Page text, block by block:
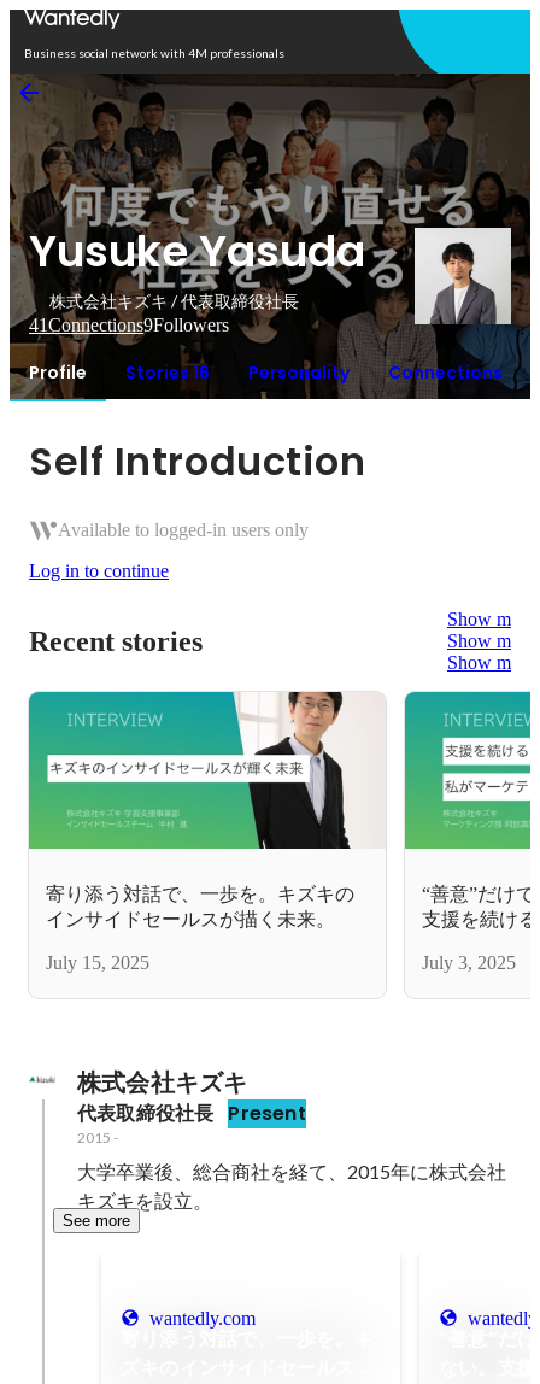
Business social network with 4M professionals
Yusuke Yasuda
株式会社キズキ / 代表取締役社長
41Connections9Followers
Profile Stories 16 Personality Connections
Self Introduction
Available to logged-in users only
Log in to continue
Recent stories
Show more
Show more
Show more
寄り添う対話で、一歩を。キズキの
インサイドセールスが描く未来。
July 15, 2025
“善意”だけ
支援を続け
July 3, 2025
株式会社キズキ
代表取締役社長 Present
2015 -
大学卒業後、総合商社を経て、2015年に株式会社
キズキを設立。
See more
wantedly.com